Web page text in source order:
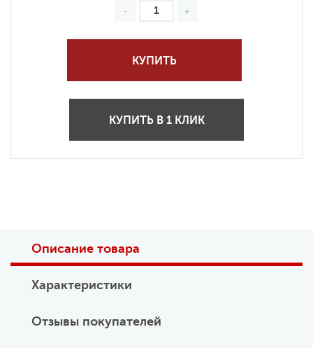
КУПИТЬ
КУПИТЬ В 1 КЛИК
Описание товара
Характеристики
Отзывы покупателей